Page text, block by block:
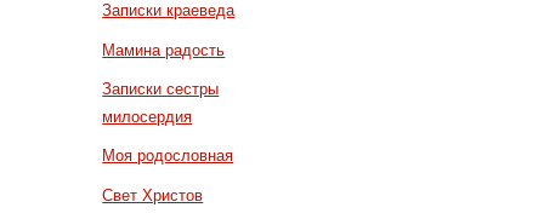
Записки краеведа
Мамина радость
Записки сестры
милосердия
Моя родословная
Свет Христов